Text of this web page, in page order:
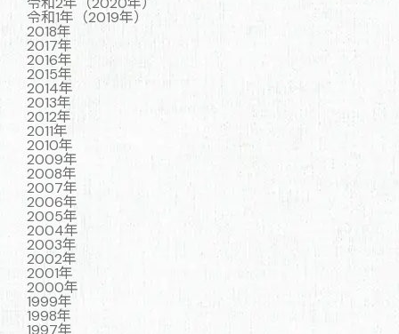
令和1年（2019年）
2018年
2017年
2016年
2015年
2014年
2013年
2012年
2011年
2010年
2009年
2008年
2007年
2006年
2005年
2004年
2003年
2002年
2001年
2000年
1999年
1998年
1997年